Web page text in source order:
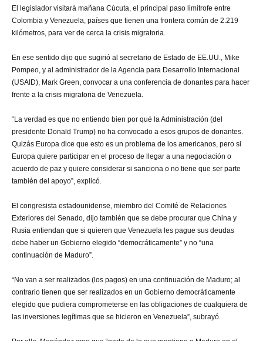
El legislador visitará mañana Cúcuta, el principal paso limítrofe entre
Colombia y Venezuela, países que tienen una frontera común de 2.219
kilómetros, para ver de cerca la crisis migratoria.
En ese sentido dijo que sugirió al secretario de Estado de EE.UU., Mike
Pompeo, y al administrador de la Agencia para Desarrollo Internacional
(USAID), Mark Green, convocar a una conferencia de donantes para hacer
frente a la crisis migratoria de Venezuela.
“La verdad es que no entiendo bien por qué la Administración (del
presidente Donald Trump) no ha convocado a esos grupos de donantes.
Quizás Europa dice que esto es un problema de los americanos, pero si
Europa quiere participar en el proceso de llegar a una negociación o
acuerdo de paz y quiere considerar si sanciona o no tiene que ser parte
también del apoyo”, explicó.
El congresista estadounidense, miembro del Comité de Relaciones
Exteriores del Senado, dijo también que se debe procurar que China y
Rusia entiendan que si quieren que Venezuela les pague sus deudas
debe haber un Gobierno elegido “democráticamente” y no “una
continuación de Maduro”.
“No van a ser realizados (los pagos) en una continuación de Maduro; al
contrario tienen que ser realizados en un Gobierno democráticamente
elegido que pudiera comprometerse en las obligaciones de cualquiera de
las inversiones legítimas que se hicieron en Venezuela”, subrayó.